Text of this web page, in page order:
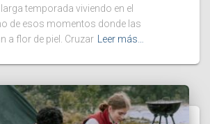
temporada viviendo en el
de esos momentos donde las
a flor de piel. Cruzar Leer más…